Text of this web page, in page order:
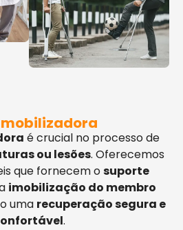
é crucial no processo de
ou lesões. Oferecemos
que fornecem osuporte
imobilização do membro
uma recuperação segura e
.